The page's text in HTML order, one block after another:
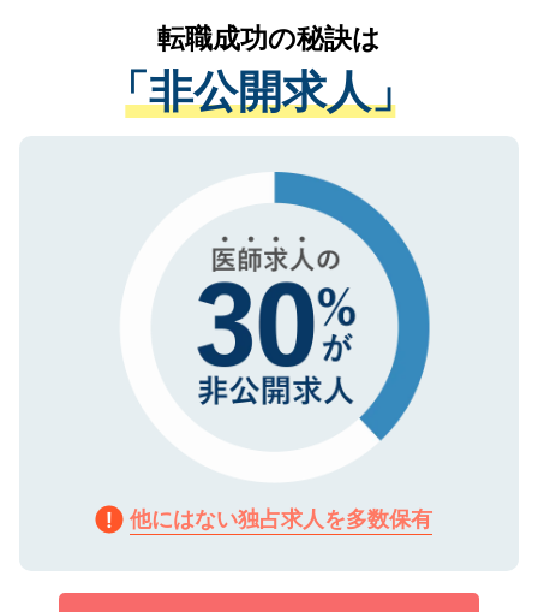
は、個人情報の取り扱いについての厳密な
管理基準を満たした事業者のみに付与され
る、プライバシーマークを取得済みです。
で、機密保持に関してもご安心ください。
かがいして、現在の医療機関の状況や紹介
経験をまじえながら、適切なアドバイスを
させていただきます。すぐにご転職をされ
ない方には、長期的なサポートが可能です
ので、まずはご登録ください。
転職成功の秘訣は
「非公開求人」
他にはない独占求人を多数保有